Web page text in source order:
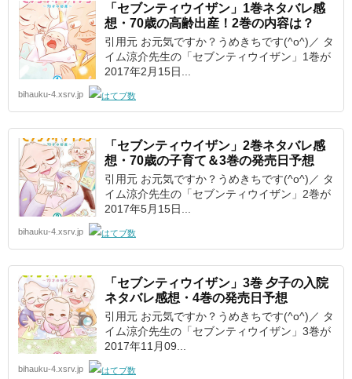
「セブンティウイザン」1巻ネタバレ感
想・70歳の高齢出産！2巻の内容は？
引用元 お元気ですか？うめきちです(^o^)／ タ
イム涼介先生の「セブンティウイザン」1巻が
2017年2月15日...
bihauku-4.xsrv.jp
「セブンティウイザン」2巻ネタバレ感
想・70歳の子育て＆3巻の発売日予想
引用元 お元気ですか？うめきちです(^o^)／ タ
イム涼介先生の「セブンティウイザン」2巻が
2017年5月15日...
bihauku-4.xsrv.jp
「セブンティウイザン」3巻 夕子の入院
ネタバレ感想・4巻の発売日予想
引用元 お元気ですか？うめきちです(^o^)／ タ
イム涼介先生の「セブンティウイザン」3巻が
2017年11月09...
bihauku-4.xsrv.jp